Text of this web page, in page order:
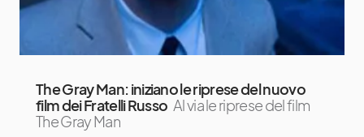
The Gray Man: iniziano le riprese del nuovo
film dei Fratelli Russo Al via le riprese del film
The Gray Man